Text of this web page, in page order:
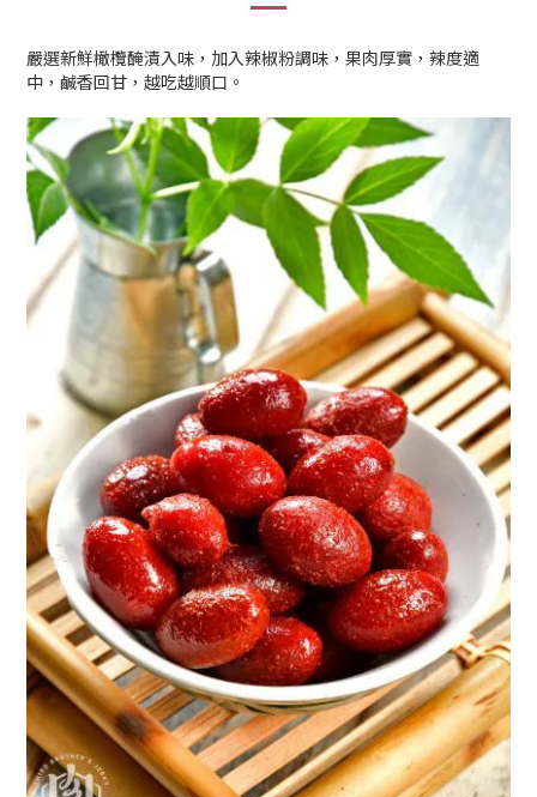
嚴選新鮮橄欖醃漬入味，加入辣椒粉調味，果肉厚實，辣度適
中，鹹香回甘，越吃越順口。